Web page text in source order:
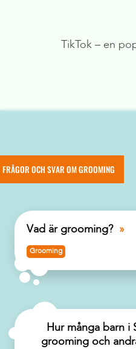
TikTok – en
FRÅGOR OCH SVAR OM GROOMING
Grooming
Vad är grooming?
Hur många barn i
grooming och